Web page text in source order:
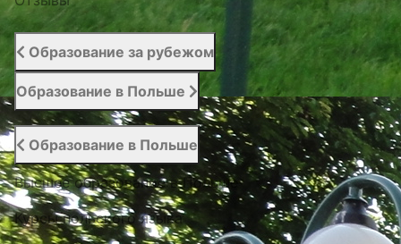
Образование за рубежом
Образование в Польше
Образование в Польше
Высшее образование в Польше
Курсы польского языка